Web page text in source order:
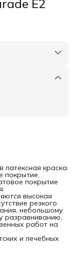
E2
латексная краска.
покрытие,
покрытие
высокая
резкого
небольшому
разравниванию,
работ на
и лечебных